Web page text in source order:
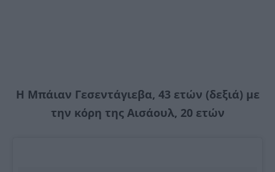
Η Μπάιαν Γεσεντάγιεβα, 43 ετών (δεξιά) με
την κόρη της Αισάουλ, 20 ετών